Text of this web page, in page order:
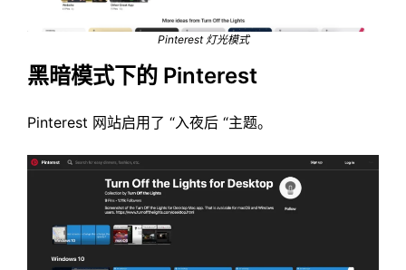
Pinterest 灯光模式
黑暗模式下的 Pinterest
Pinterest 网站启用了 “入夜后 “主题。